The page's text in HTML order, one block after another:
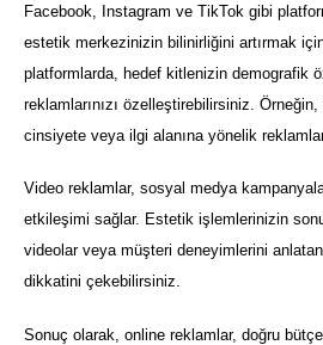
Facebook, Instagram ve TikTok gibi
estetik merkezinizin bilinirliğini artırmak
platformlarda, hedef kitlenizin demografik
reklamlarınızı özelleştirebilirsiniz.
cinsiyete veya ilgi alanına yönelik
Video reklamlar, sosyal medya
etkileşimi sağlar. Estetik işlemlerinizin
videolar veya müşteri deneyimlerini
dikkatini çekebilirsiniz.
Sonuç olarak, online reklamlar, doğru